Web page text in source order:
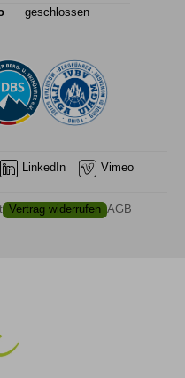
geschlossen
Vertrag widerrufen AGB
LinkedIn Vimeo